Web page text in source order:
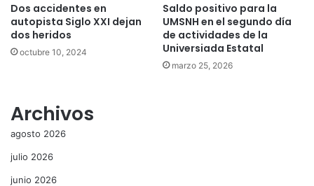
Dos accidentes en
autopista Siglo XXI dejan
dos heridos
octubre 10, 2024
Saldo positivo para la
UMSNH en el segundo día
de actividades de la
Universiada Estatal
marzo 25, 2026
Archivos
agosto 2026
julio 2026
junio 2026